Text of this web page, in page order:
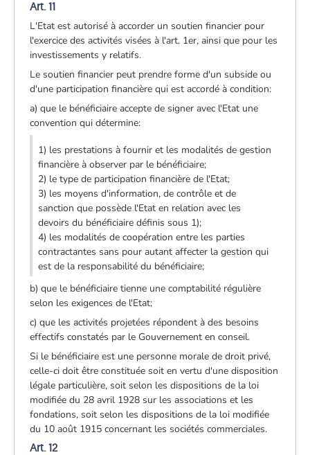
Art. 11
L'Etat est autorisé à accorder un soutien financier pour
l'exercice des activités visées à l'art. 1er, ainsi que pour les
investissements y relatifs.
Le soutien financier peut prendre forme d'un subside ou
d'une participation financière qui est accordé à condition:
a) que le bénéficiaire accepte de signer avec l'Etat une
convention qui détermine:
1) les prestations à fournir et les modalités de gestion
financière à observer par le bénéficiaire;
2) le type de participation financière de l'Etat;
3) les moyens d'information, de contrôle et de
sanction que possède l'Etat en relation avec les
devoirs du bénéficiaire définis sous 1);
4) les modalités de coopération entre les parties
contractantes sans pour autant affecter la gestion qui
est de la responsabilité du bénéficiaire;
b) que le bénéficiaire tienne une comptabilité régulière
selon les exigences de l'Etat;
c) que les activités projetées répondent à des besoins
effectifs constatés par le Gouvernement en conseil.
Si le bénéficiaire est une personne morale de droit privé,
celle-ci doit être constituée soit en vertu d'une disposition
légale particulière, soit selon les dispositions de la loi
modifiée du 28 avril 1928 sur les associations et les
fondations, soit selon les dispositions de la loi modifiée
du 10 août 1915 concernant les sociétés commerciales.
Art. 12